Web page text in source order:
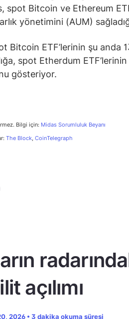
spot Bitcoin ve Ethereum
yönetimini (AUM)
Bitcoin ETF’lerinin şu anda
spot Etherdum
gösteriyor.
Bilgi için: Midas Sorumluluk Beyanı
The Block, CoinTelegraph
açılımı
2026 • 3 dakika okuma süresi